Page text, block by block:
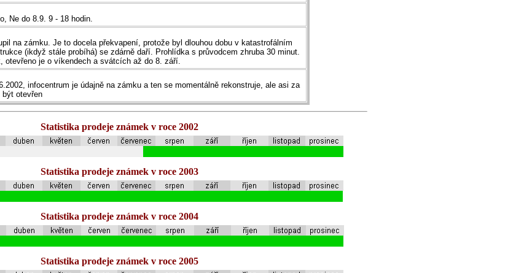
Ne do 8.9. 9 - 18 hodin.
na zámku. Je to docela překvapení, protože byl dlouhou dobu v katastrofálním
(ikdyž stále probíhá) se zdárně daří. Prohlídka s průvodcem zhruba 30 minut.
otevřeno je o víkendech a svátcích až do 8. září.
infocentrum je údajně na zámku a ten se momentálně rekonstruje, ale asi za
otevřen
Statistika prodeje známek v roce 2002
Statistika prodeje známek v roce 2003
Statistika prodeje známek v roce 2004
Statistika prodeje známek v roce 2005